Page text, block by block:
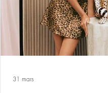
31 mars